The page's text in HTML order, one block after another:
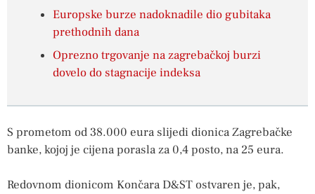
Europske burze nadoknadile dio gubitaka
prethodnih dana
Oprezno trgovanje na zagrebačkoj burzi
dovelo do stagnacije indeksa
S prometom od 38.000 eura slijedi dionica Zagrebačke
banke, kojoj je cijena porasla za 0,4 posto, na 25 eura.
Redovnom dionicom Končara D&ST ostvaren je, pak,